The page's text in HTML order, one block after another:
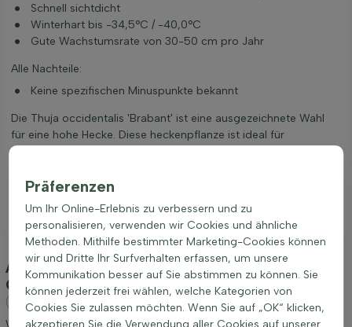
Schnell sichtdicht
Winterhart bis -34,5°C / -40,0°C
Gute Wachstumsrate von 30-50 cm pro Jahr
Alle Nachteile:
Keine spezifischen Minuspunkte bekannt
Die Thuja occidentalis 'Brabant' ist eine ausgezeichnete Wahl
für eine hohe Hecke. Diese heckenpflanze ist ideal für
diejenigen, die eine immergrüne und schnell wachsende Lösung
sondern auch eine schöne Winterfärbung. Pflanzen für Hecke
Anpflanzung und Pflege Lebensbaum / Thuja
Occidentalis Brabant 100-120 cm - Topf
(Lebensbaum 'Brabant')
Wir möchten Ihnen einige Tipps zur Anpflanzung und Pflege von
Präferenzen
Um Ihr Online-Erlebnis zu verbessern und zu
personalisieren, verwenden wir Cookies und ähnliche
Methoden. Mithilfe bestimmter Marketing-Cookies können
wir und Dritte Ihr Surfverhalten erfassen, um unsere
Kommunikation besser auf Sie abstimmen zu können. Sie
können jederzeit frei wählen, welche Kategorien von
Cookies Sie zulassen möchten. Wenn Sie auf „OK“ klicken,
akzeptieren Sie die Verwendung aller Cookies auf unserer